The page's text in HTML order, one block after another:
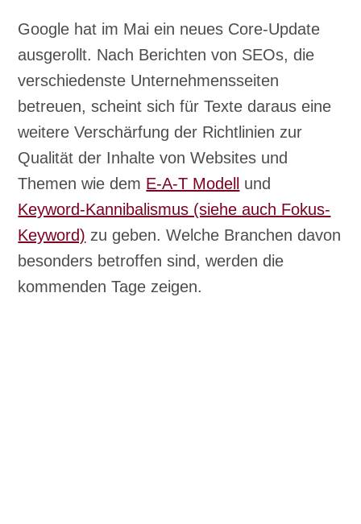
Google hat im Mai ein neues Core-Update
ausgerollt. Nach Berichten von SEOs, die
verschiedenste Unternehmensseiten
betreuen, scheint sich für Texte daraus eine
weitere Verschärfung der Richtlinien zur
Qualität der Inhalte von Websites und
Themen wie dem E-A-T Modell
und
Keyword-Kannibalismus (siehe auch Fokus-
Keyword) zu geben. Welche Branchen davon
besonders betroffen sind, werden die
kommenden Tage zeigen.